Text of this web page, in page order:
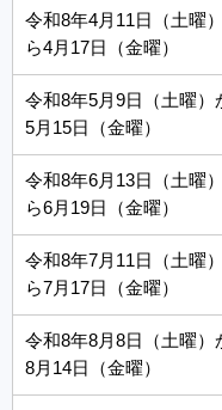
令和8年4月11日（土曜
ら4月17日（金曜）
令和8年5月9日（土曜）
5月15日（金曜）
令和8年6月13日（土曜
ら6月19日（金曜）
令和8年7月11日（土曜
ら7月17日（金曜）
令和8年8月8日（土曜）
8月14日（金曜）